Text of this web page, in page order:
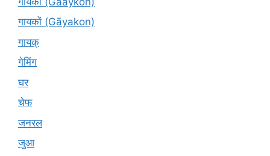
गायकों (Gāyakon)
गायक्
गेमिंग
घर
चेफ
जनरल
जुआ